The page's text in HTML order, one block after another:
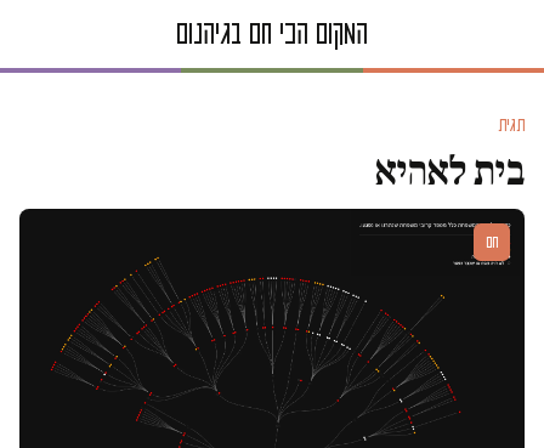
תגית
בית לאהיא
חם